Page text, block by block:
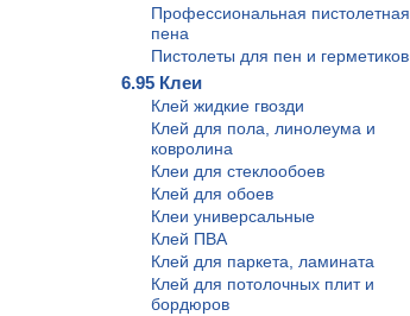
Профессиональная пистолетная
пена
Пистолеты для пен и герметиков
6.95 Клеи
Клей жидкие гвозди
Клей для пола, линолеума и
ковролина
Клеи для стеклообоев
Клей для обоев
Клеи универсальные
Клей ПВА
Клей для паркета, ламината
Клей для потолочных плит и
бордюров